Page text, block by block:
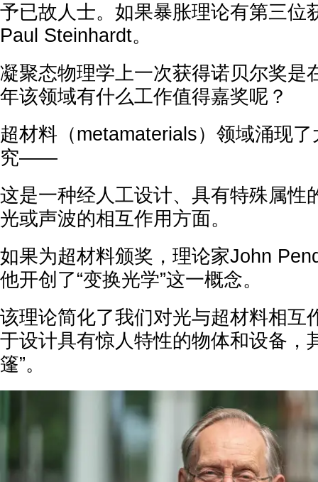
予已故人士。如果暴胀理论有第三位
Paul Steinhardt。
凝聚态物理学上一次获得诺贝尔奖是
年该领域有什么工作值得嘉奖呢？
超材料（metamaterials）领域涌现
究——
这是一种经人工设计、具有特殊属性
光或声波的相互作用方面。
如果为超材料颁奖，理论家John
他开创了“变换光学”这一概念。
该理论简化了我们对光与超材料相互
于设计具有惊人特性的物体和设备，
篷”。